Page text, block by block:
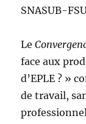
SNASUB-
Le
face aux
d’EPLE ? »
de travail,